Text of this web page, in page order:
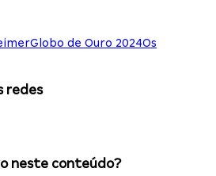
Globo de Ouro 2024Os
redes
neste conteúdo?